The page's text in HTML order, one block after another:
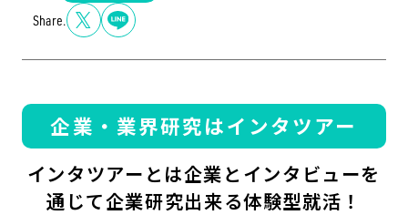
Share.
企業・業界研究はインタツアー
インタツアーとは企業とインタビューを
通じて企業研究出来る体験型就活！